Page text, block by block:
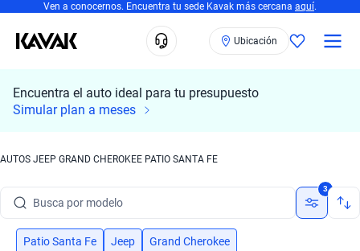
Ven a conocernos. Encuentra tu sede Kavak más cercana aquí.
Ubicación
Encuentra el auto ideal para tu presupuesto
Simular plan a meses
AUTOS JEEP GRAND CHEROKEE PATIO SANTA FE
Busca por modelo
Busca por versión
3
Patio Santa Fe Jeep
Grand Cherokee